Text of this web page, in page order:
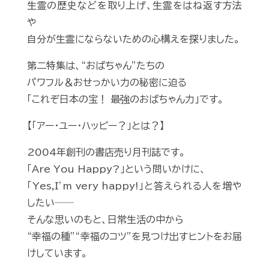
生霊の歴史などを取り上げ、生霊をはね返す方法
や
自分が生霊にならないための心構えを探りました。
第二特集は、“おばちゃん”たちの
パワフル＆おせっかい力の秘密に迫る
「これぞ日本の宝！ 最強のおばちゃん力」です。
【「アー・ユー・ハッピー？」とは？】
2004年創刊の書店売り月刊誌です。
「Are You Happy?」という問いかけに、
「Yes,I’m very happy!」と答えられる人を増や
したい──
そんな思いのもと、日常生活の中から
“幸福の種”“幸福のコツ”を見つけ出すヒントをお届
けしています。